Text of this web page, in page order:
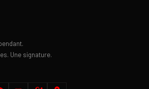
Une signature.